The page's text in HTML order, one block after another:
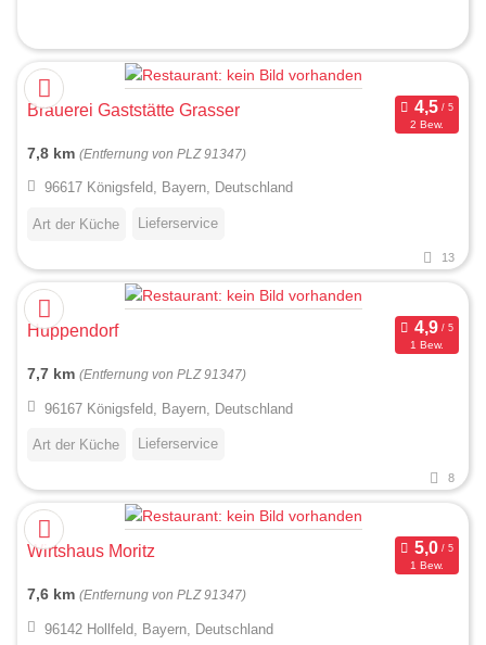
Brauerei Gaststätte Grasser
2 Bew.
7,8 km (Entfernung von PLZ 91347)
96617 Königsfeld, Bayern, Deutschland
Art der Küche Lieferservice
13
Huppendorf
1 Bew.
7,7 km (Entfernung von PLZ 91347)
96167 Königsfeld, Bayern, Deutschland
Art der Küche Lieferservice
8
Wirtshaus Moritz
1 Bew.
7,6 km (Entfernung von PLZ 91347)
96142 Hollfeld, Bayern, Deutschland